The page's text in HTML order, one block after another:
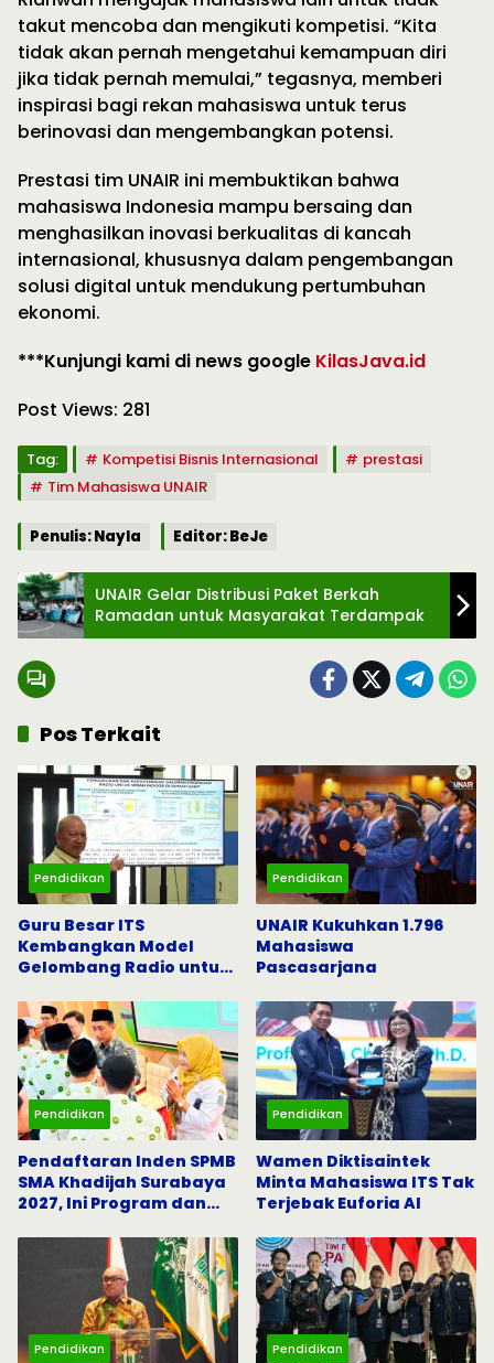
takut mencoba dan mengikuti kompetisi. “Kita
tidak akan pernah mengetahui kemampuan diri
jika tidak pernah memulai,” tegasnya, memberi
inspirasi bagi rekan mahasiswa untuk terus
berinovasi dan mengembangkan potensi.
Prestasi tim UNAIR ini membuktikan bahwa
mahasiswa Indonesia mampu bersaing dan
menghasilkan inovasi berkualitas di kancah
internasional, khususnya dalam pengembangan
solusi digital untuk mendukung pertumbuhan
ekonomi.
***Kunjungi kami di news google KilasJava.id
Post Views: 281
Tag: Kompetisi Bisnis Internasional
prestasi
Tim Mahasiswa UNAIR
Penulis: Nayla Editor: BeJe
UNAIR Gelar Distribusi Paket Berkah
Ramadan untuk Masyarakat Terdampak
Pos Terkait
Pendidikan
Guru Besar ITS
Kembangkan Model
Gelombang Radio untuk
Darurat
Pendidikan
UNAIR Kukuhkan 1.796
Mahasiswa
Pascasarjana
Pendidikan
Pendaftaran Inden SPMB
SMA Khadijah Surabaya
2027, Ini Program dan
Pendidikan
Wamen Diktisaintek
Minta Mahasiswa ITS Tak
Terjebak Euforia AI
Pendidikan Pendidikan